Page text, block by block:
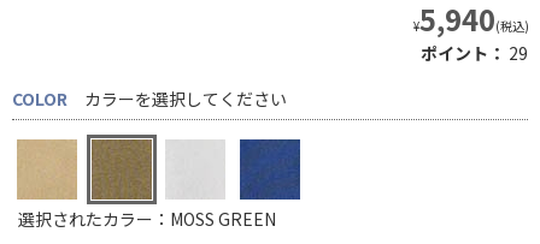
¥5,940(税込)
ポイント： 29
COLOR
カラーを選択してください
選択されたカラー：MOSS GREEN